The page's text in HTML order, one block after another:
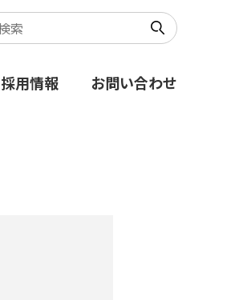
採用情報 お問い合わせ